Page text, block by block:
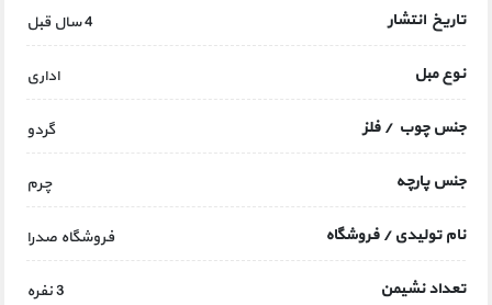
تاریخ انتشار 4 سال قبل
نوع مبل اداری
جنس چوب / فلز گردو
جنس پارچه چرم
نام تولیدی / فروشگاه فروشگاه صدرا
تعداد نشیمن 3 نفره